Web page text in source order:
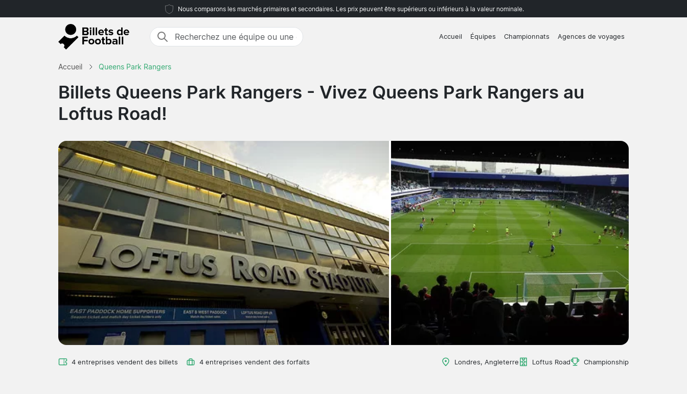
Nous comparons les marchés primaires et secondaires. Les prix peuvent être supérieurs ou inférieurs à la valeur nominale.
Accueil Équipes Championnats Agences de voyages
Accueil Queens Park Rangers
Billets Queens Park Rangers - Vivez Queens Park Rangers au
Loftus Road!
4 entreprises vendent des billets 4 entreprises vendent des forfaits Londres, Angleterre Loftus Road Championship